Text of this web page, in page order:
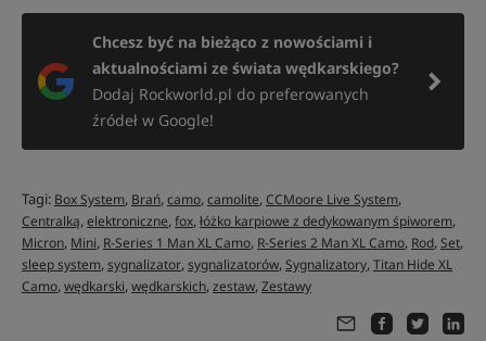
Chcesz być na bieżąco z nowościami i
aktualnościami ze świata wędkarskiego?
Dodaj Rockworld.pl do preferowanych
źródeł w Google!
Tagi: Box System, Brań,camo,camolite,CCMoore Live System,
Centralką,elektroniczne,fox,łóżko karpiowe z dedykowanym śpiworem,
Micron, Mini, R-Series 1 Man XL Camo, R-Series 2 Man XL Camo, Rod,Set,
sleep system,sygnalizator,sygnalizatorów,Sygnalizatory,Titan Hide XL
Camo,wędkarski,wędkarskich,zestaw,Zestawy